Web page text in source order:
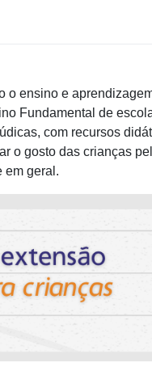
o ensino e
Fundamental de
com recursos
o gosto das crianças
em geral.